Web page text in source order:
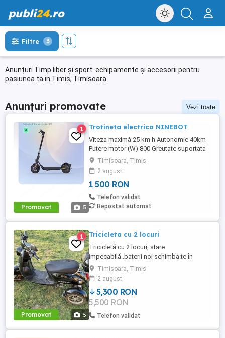
publi24.ro
Anunțuri Timp liber și sport: echipamente și accesorii pentru
pasiunea ta in Timis, Timisoara
Filtre 3
Anunțuri promovate Vezi toate
Promovat 5
1 Trotineta electrica NINEBOT
Viteza maximă 25 km h Autonomie 40km
Putere motor (W) 800 Greutate suportata
120kg O am de aproximativ 2 ani ca și km
am parcurs cu ea 640km este în stare
foarte bună.
Timisoara, Timis
2 august
1 500 RON
Telefon validat
Repostat automat
Promovat 5
1 Tricicleta cu 2 locuri
Tricicletă cu 2 locuri, stare
impecabilă..baterii noi schimba.te în
primăvara aceasta..mai multe detalii în
privat.
Timisoara, Timis
2 august
5,300 RON
5,500 RON
Telefon validat